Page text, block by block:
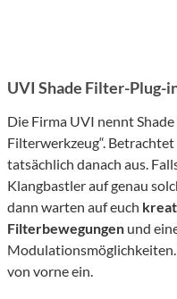
UVI Shade Filter-Plug-
Die Firma UVI nennt
Filterwerkzeug“.
tatsächlich danach aus.
Klangbastler auf genau
dann warten auf euch
Filterbewegungen und
von vorne ein.